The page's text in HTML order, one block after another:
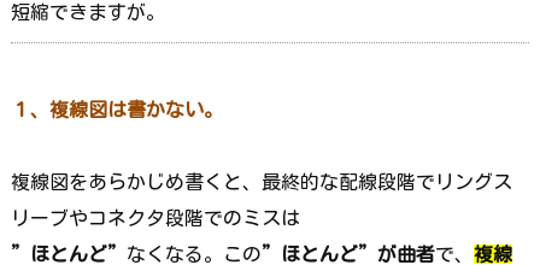
短縮できますが。
１、複線図は書かない。
複線図をあらかじめ書くと、最終的な配線段階でリングス
リーブやコネクタ段階でのミスは
”ほとんど” なくなる。この”ほとんど”が曲者で、 複線